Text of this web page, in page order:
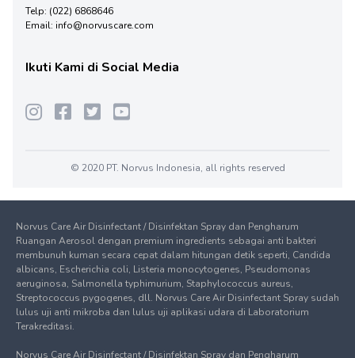
Telp: (022) 6868646
Email: info@norvuscare.com
Ikuti Kami di Social Media
© 2020 PT. Norvus Indonesia, all rights reserved
Norvus Care Air Disinfectant / Disinfektan Spray dan Pengharum
Ruangan Aerosol dengan premium ingredients sebagai anti bakteri
membunuh kuman secara cepat dalam hitungan detik seperti, Candida
albicans, Escherichia coli, Listeria monocytogenes, Pseudomonas
aeruginosa, Salmonella typhimurium, Staphylococcus aureus,
Streptococcus pygogenes, dll. Norvus Care Air Disinfectant Spray sudah
lulus uji anti mikroba dan lulus uji aplikasi udara di Laboratorium
Terakreditasi.
Norvus Care Air Disinfectant / Disinfektan Spray dan Pengharum